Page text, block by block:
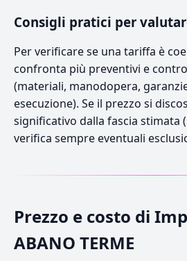
Consigli pratici per
Per verificare se una tariffa è
confronta più preventivi e
(materiali, manodopera,
esecuzione). Se il prezzo si
significativo dalla fascia stimata (
verifica sempre eventuali
Prezzo e costo di
ABANO TERME